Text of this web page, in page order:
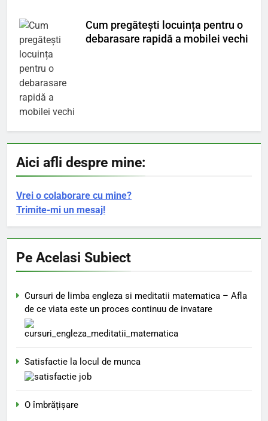
Cum pregătești locuința pentru o
debarasare rapidă a mobilei vechi
Aici afli despre mine:
Vrei o colaborare cu mine?
Trimite-mi un mesaj!
Pe Acelasi Subiect
Cursuri de limba engleza si meditatii matematica – Afla
de ce viata este un proces continuu de invatare
Satisfactie la locul de munca
O îmbrățișare